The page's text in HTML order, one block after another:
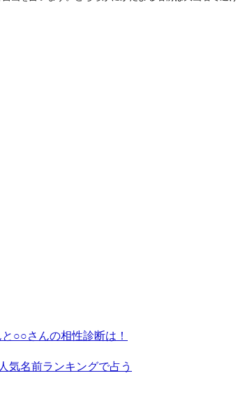
○○さんの相性診断は！
気名前ランキングで占う